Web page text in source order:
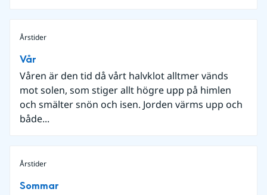
Årstider
Vår
Våren är den tid då vårt halvklot alltmer vänds
mot solen, som stiger allt högre upp på himlen
och smälter snön och isen. Jorden värms upp och
både...
Årstider
Sommar